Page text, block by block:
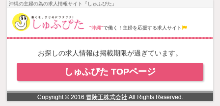
NowLoading
沖縄の主婦の為の求人情報サイト『しゅふぴた』
"沖縄"で働く！主婦を応援する求人サイト
お探しの求人情報は掲載期限が過ぎています。
しゅふぴた TOPページ
Copyright © 2016 冒険王株式会社All Rights Reserved.